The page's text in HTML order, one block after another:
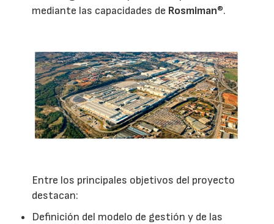
mediante las capacidades de Rosmiman®.
Entre los principales objetivos del proyecto
destacan:
Definición del modelo de gestión y de las